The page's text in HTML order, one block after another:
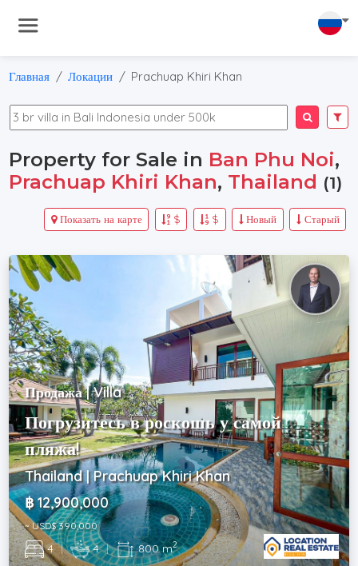
Главная Локации Prachuap Khiri Khan
Property for Sale in Ban Phu Noi,
Prachuap Khiri Khan, Thailand (1)
Старый
Новый
$
$
Показать на карте
Продажа | Villa
Погрузитесь в роскошь у самой
пляжа!
Thailand | Prachuap Khiri Khan
฿ 12,900,000
~ USD$ 390,000
4 | 4 | 800 m2